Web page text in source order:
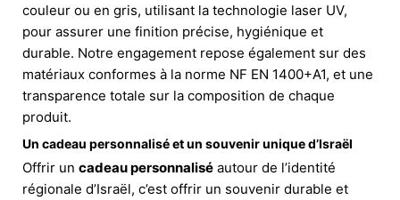
couleur ou en gris, utilisant la technologie laser UV,
pour assurer une finition précise, hygiénique et
durable. Notre engagement repose également sur des
matériaux conformes à la norme NF EN 1400+A1, et une
transparence totale sur la composition de chaque
produit.
Un cadeau personnalisé et un souvenir unique d’Israël
Offrir un cadeau personnalisé autour de l’identité
régionale d’Israël, c’est offrir un souvenir durable et